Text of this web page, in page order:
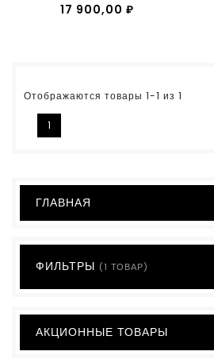
17 900,00 ₽
Отображаются товары 1-1 из 1
1
ГЛАВНАЯ
ФИЛЬТРЫ (1 ТОВАР)
АКЦИОННЫЕ ТОВАРЫ